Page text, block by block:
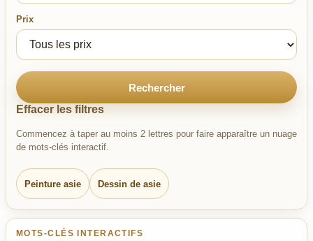
Prix
Rechercher
Effacer les filtres
Commencez à taper au moins 2 lettres pour faire apparaître un nuage
de mots-clés interactif.
Peinture asie Dessin de asie
MOTS-CLÉS INTERACTIFS